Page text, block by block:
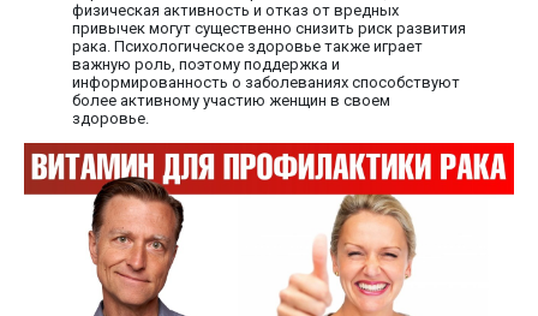
физическая активность и отказ от вредных
привычек могут существенно снизить риск развития
рака. Психологическое здоровье также играет
важную роль, поэтому поддержка и
информированность о заболеваниях способствуют
более активному участию женщин в своем
здоровье.